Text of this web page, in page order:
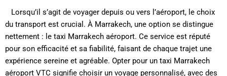
Lorsqu’il s’agit de voyager depuis ou vers l’aéroport, le choix
du transport est crucial. À Marrakech, une option se distingue
nettement : le taxi Marrakech aéroport. Ce service est réputé
pour son efficacité et sa fiabilité, faisant de chaque trajet une
expérience sereine et agréable. Opter pour un taxi Marrakech
aéroport VTC signifie choisir un voyage personnalisé, avec des